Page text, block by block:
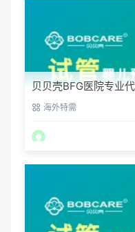
贝贝壳BFG医院专业
里圆梦的
海外特需